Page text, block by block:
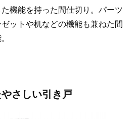
機能を持った間仕切り。パーツ
ットや机などの機能も兼ねた間
さしい引き戸